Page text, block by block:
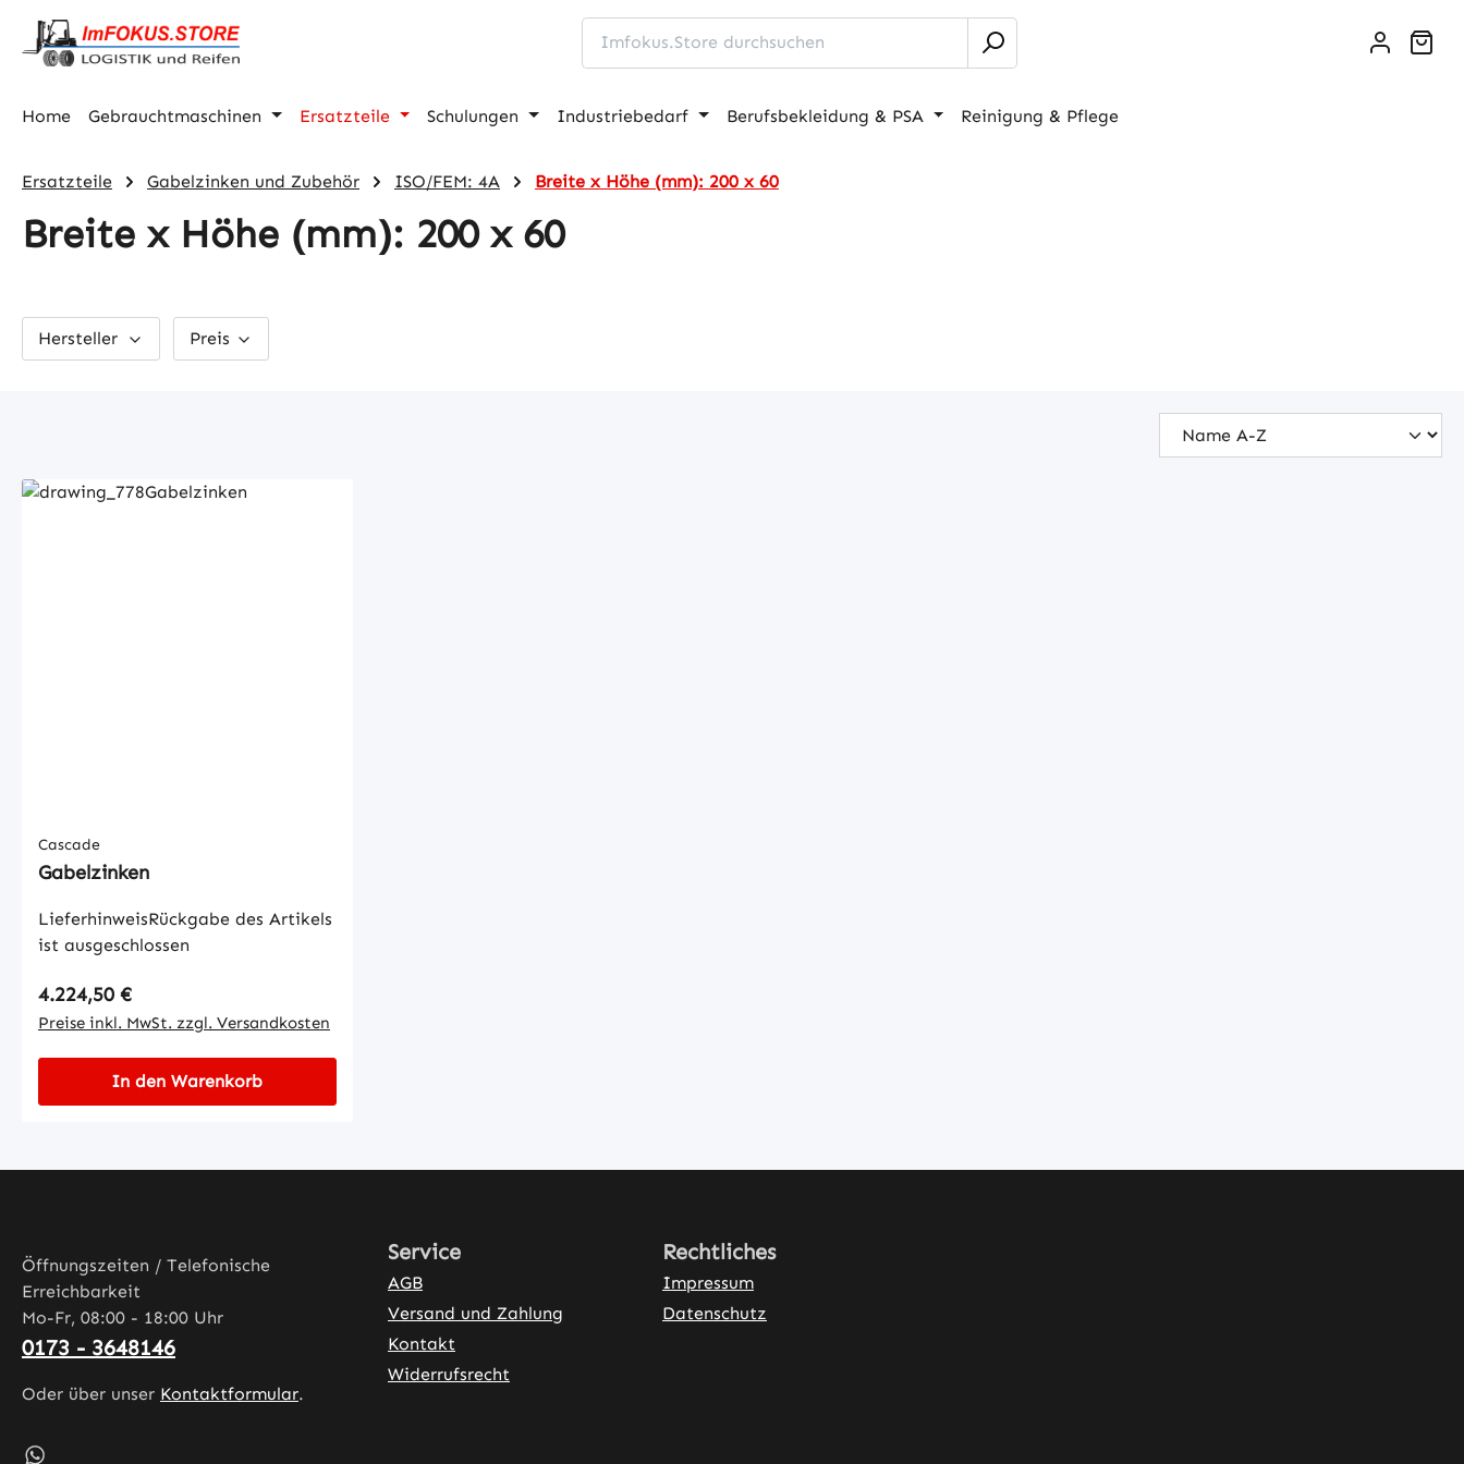
Hauptinhalt springen
Zur Suche springen
Zur Hauptnavigation springen
Home Gebrauchtmaschinen Ersatzteile Schulungen Industriebedarf Berufsbekleidung & PSA Reinigung & Pflege
Ersatzteile Gabelzinken und Zubehör ISO/FEM: 4A Breite x Höhe (mm): 200 x 60
Breite x Höhe (mm): 200 x 60
Hersteller Preis
Cascade
Gabelzinken
LieferhinweisRückgabe des Artikels
ist ausgeschlossen
Regulärer Preis:
4.224,50 €
Preise inkl. MwSt. zzgl. Versandkosten
In den Warenkorb
Öffnungszeiten / Telefonische
Erreichbarkeit
Mo-Fr, 08:00 - 18:00 Uhr
0173 - 3648146
Oder über unser Kontaktformular.
Schreib uns auf WhatsApp – öffnet in neuem Tab (externer Link)
Service
AGB
Versand und Zahlung
Kontakt
Widerrufsrecht
Rechtliches
Impressum
Datenschutz